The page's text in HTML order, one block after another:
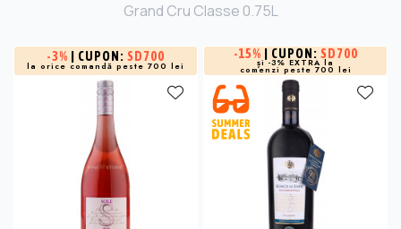
Grand Cru Classe 0.75L
-3% | CUPON: SD700
la orice comandă peste 700 lei
-15% | CUPON: SD700
și -3% EXTRA la
comenzi peste 700 lei